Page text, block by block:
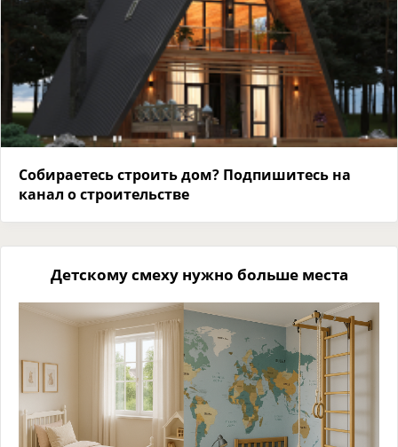
Собираетесь строить дом? Подпишитесь на
канал о строительстве
Детскому смеху нужно больше места